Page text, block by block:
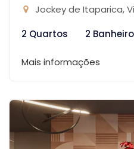
Jockey de Itaparica,
2 Quartos
2
Mais informações